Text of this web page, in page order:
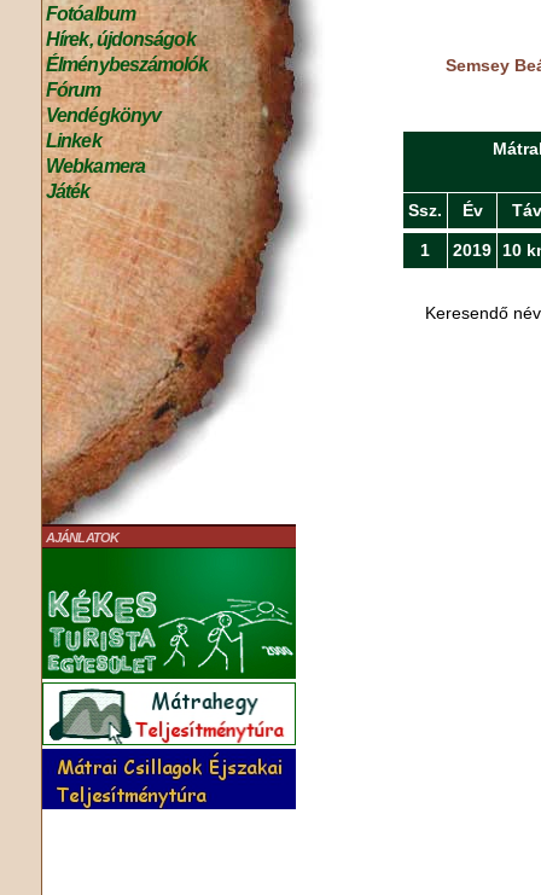
Fotóalbum
Hírek, újdonságok
Élménybeszámolók
Fórum
Vendégkönyv
Linkek
Webkamera
Játék
AJÁNLATOK
Semsey
Ssz. Év Táv
1 2019 10
Keresendő